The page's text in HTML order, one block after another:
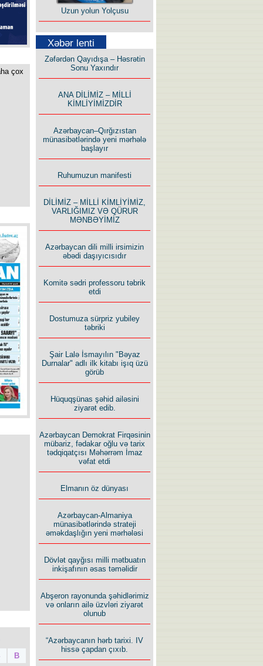
çox
B
Rusiyanın süqutunu qaçılmaz
edən beş şərt
Xəbər lenti
Zəfərdən Qayıdışa – Həsrətin
Sonu Yaxındır
ANA DİLİMİZ – MİLLİ
KİMLİYİMİZDİR
Azərbaycan–Qırğızıstan
münasibətlərində yeni mərhələ
başlayır
Ruhumuzun manifesti
DİLİMİZ – MİLLİ KİMLİYİMİZ,
VARLIĞIMIZ VƏ QÜRUR
MƏNBƏYİMİZ
Azərbaycan dili milli irsimizin
əbədi daşıyıcısıdır
Komitə sədri professoru təbrik
etdi
Dostumuza sürpriz yubiley
təbriki
Şair Lalə İsmayılın "Bəyaz
Durnalar" adlı ilk kitabı işıq üzü
görüb
Hüquqşünas şəhid ailəsini
ziyarət edib.
Azərbaycan Demokrat Firqəsinin
mübariz, fədakar oğlu və tarix
tədqiqatçısı Məhərrəm İmaz
vəfat etdi
Elmanın öz dünyası
Azərbaycan-Almaniya
münasibətlərində strateji
əməkdaşlığın yeni mərhələsi
Dövlət qayğısı milli mətbuatın
inkişafının əsas təməlidir
Abşeron rayonunda şəhidlərimiz
və onların ailə üzvləri ziyarət
olunub
“Azərbaycanın hərb tarixi. IV
hissə çapdan çıxıb.